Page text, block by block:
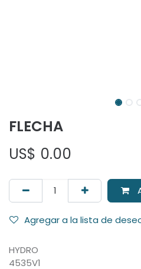
FLECHA
US$ 0.00
Agregar a la lista de
HYDRO
4535V1